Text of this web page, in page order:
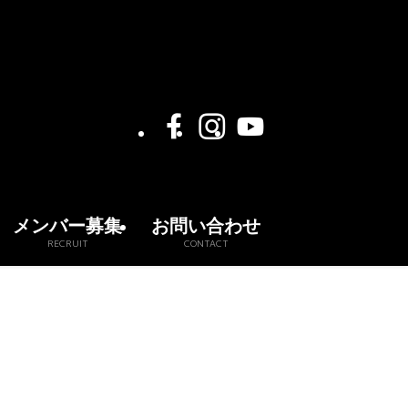
メンバー募集
RECRUIT
お問い合わせ
CONTACT